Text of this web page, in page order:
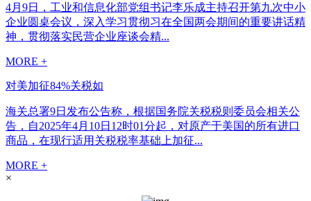
4月9日，工业和信息化部党组书记李乐成主持召开第九次中小
企业圆桌会议，深入学习贯彻习在全国两会期间的重要讲话精
神，贯彻落实民营企业座谈会精...
MORE +
对美加征84%关税如
海关总署9日发布公告称，根据国务院关税税则委员会相关公
告，自2025年4月10日12时01分起，对原产于美国的所有进口
商品，在现行适用关税税率基础上加征...
MORE +
×